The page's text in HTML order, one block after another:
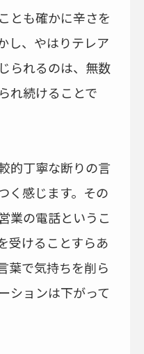
とも確かに辛さを
し、やはりテレア
られるのは、無数
れ続けることで
的丁寧な断りの言
く感じます。その
業の電話というこ
受けることすらあ
葉で気持ちを削ら
ションは下がって